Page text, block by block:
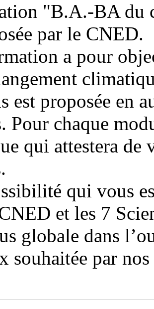
"B.A.-BA du
par le CNED.
a pour
est proposée en
Pour chaque
qui attestera de
qui vous
et les 7
globale dans
souhaitée par